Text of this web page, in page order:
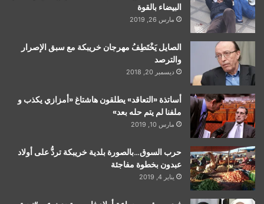
البيضاء بالقوة
مارس 26, 2019
الصايل يَخْتَطِفُ مهرجان خريبكة مع سبق الإصرار
والترصد
ديسمبر 20, 2018
أساتذة «التعاقد» يطلقون هاشتاغ «أمزازي يكذب و
ملفنا لم يتم حله بعد»
مارس 10, 2019
حرب السوق…بالصورة بلدية خريبكة تردُّ على أولاد
عبدون بخطوة مفاجئة
يناير 4, 2019